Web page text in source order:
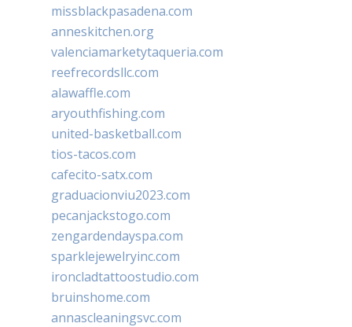
missblackpasadena.com
anneskitchen.org
valenciamarketytaqueria.com
reefrecordsllc.com
alawaffle.com
aryouthfishing.com
united-basketball.com
tios-tacos.com
cafecito-satx.com
graduacionviu2023.com
pecanjackstogo.com
zengardendayspa.com
sparklejewelryinc.com
ironcladtattoostudio.com
bruinshome.com
annascleaningsvc.com